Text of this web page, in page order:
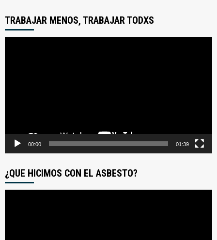
TRABAJAR MENOS, TRABAJAR TODXS
00:00 01:39
¿QUE HICIMOS CON EL ASBESTO?